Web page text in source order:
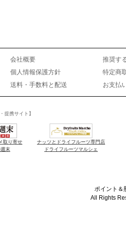
会社概要
推奨す
個人情報保護方針
特定商
送料・手数料と配送 お支払
提携サイト】
取り寄せ
末
ナッツとドライフルーツ専門店
ドライフルーツマルシェ
ポイント＆
All Rights